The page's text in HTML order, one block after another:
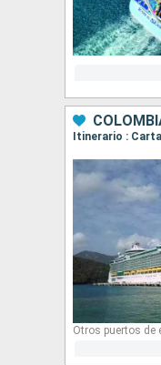
Itinerario :
Otros puertos de